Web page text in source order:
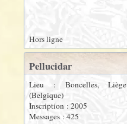
Hors ligne
Pellucidar
Lieu : Boncelles, Liège
(Belgique)
Inscription : 2005
Messages : 425